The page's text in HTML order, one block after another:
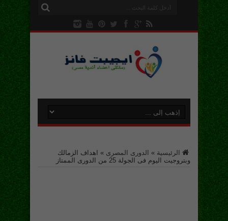
الرئيسية » الدورى المصرى » اهداف الزمالك
وبتروجيت اليوم فى الجولة 25 من الدورى الممتاز